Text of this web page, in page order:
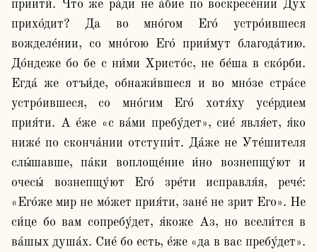
приити́. Что же ра́ди не а́бие по воскресе́нии Дух
прихо́дит? Да во мно́гом Его́ устро́ившеся
вожделе́нии, со мно́гою Его́ прии́мут благода́тию.
До́ндеже бо бе с ни́ми Христо́с, не бе́ша в ско́рби.
Егда́ же отъи́де, обнажи́вшеся и во мно́зе стра́се
устро́ившеся, со мно́гим Его́ хотя́ху усе́рдием
прия́ти. А е́же «с ва́ми пребу́дет», сие́ явля́ет, я́ко
ниже́ по сконча́нии отступи́т. Да́же не Уте́шителя
слы́шавше, па́ки воплоще́ние и́но вознепщу́ют и
очесы́ вознепщу́ют Его́ зре́ти исправля́я, рече́:
«Его́же мир не мо́жет прия́ти, зане́ не зрит Его». Не
си́це бо вам сопребу́дет, я́коже Аз, но всели́тся в
ва́шых душа́х. Сие́ бо есть, е́же «да в вас пребу́дет».